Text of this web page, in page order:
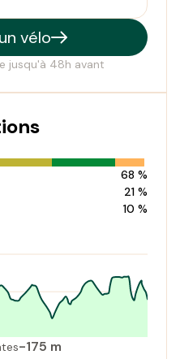
vélo
jusqu'à 48h avant
68 %
21 %
10 %
-175 m